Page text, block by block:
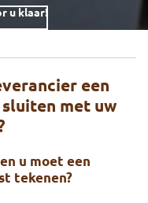
u klaar!
een
met uw
u moet een
tekenen?